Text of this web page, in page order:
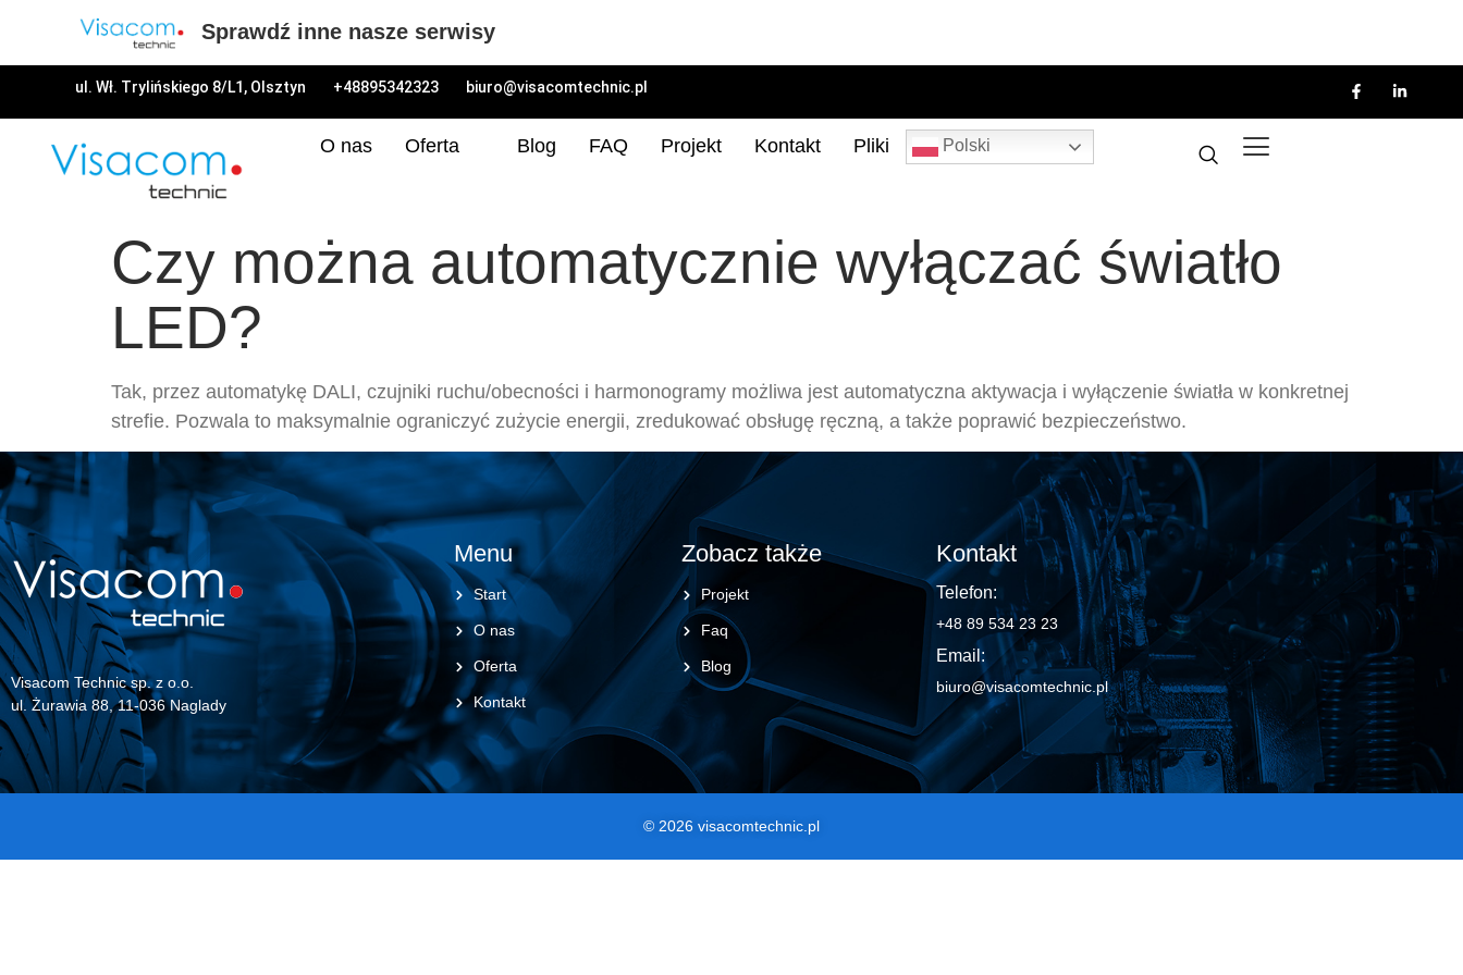
ul. Wł. Trylińskiego 8/L1, Olsztyn +48895342323 biuro@visacomtechnic.pl
O nas Oferta Blog FAQ Projekt Kontakt Pliki Polski
Czy można automatycznie wyłączać światło
LED?
Tak, przez automatykę DALI, czujniki ruchu/obecności i harmonogramy możliwa jest automatyczna aktywacja i wyłączenie światła w konkretnej
strefie. Pozwala to maksymalnie ograniczyć zużycie energii, zredukować obsługę ręczną, a także poprawić bezpieczeństwo.
Visacom Technic sp. z o.o.
ul. Żurawia 88, 11-036 Naglady
Menu
Start
O nas
Oferta
Kontakt
Zobacz także
Projekt
Faq
Blog
Kontakt
Telefon:
+48 89 534 23 23
Email:
biuro@visacomtechnic.pl
© 2026 visacomtechnic.pl
Sprawdź inne nasze serwisy